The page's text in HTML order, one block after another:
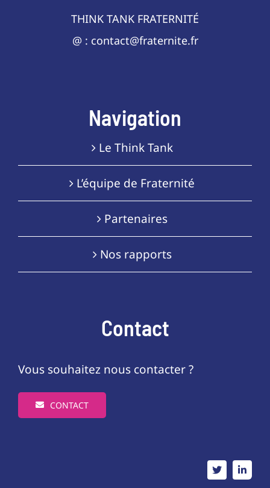
THINK TANK FRATERNITÉ
@ : contact@fraternite.fr
Navigation
Le Think Tank
L’équipe de Fraternité
Partenaires
Nos rapports
Contact
Vous souhaitez nous contacter ?
CONTACT